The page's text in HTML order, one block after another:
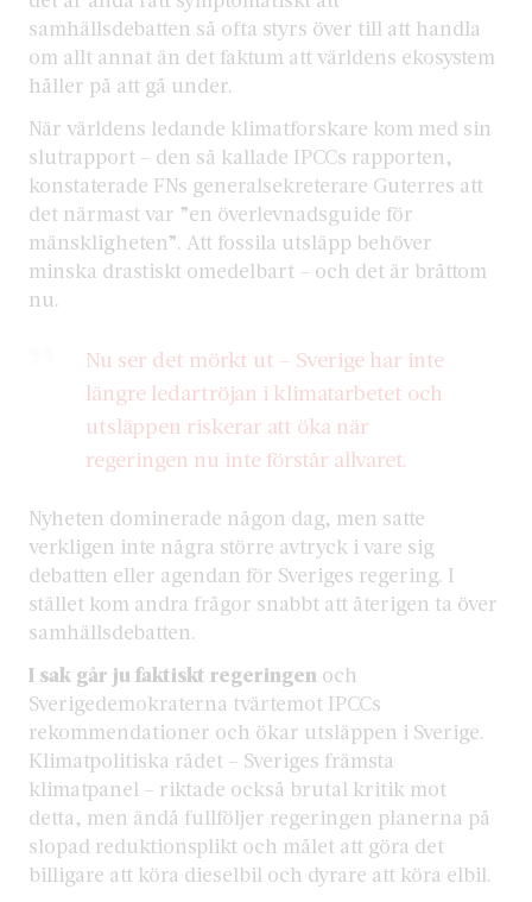
samhällsdebatten så ofta styrs över till att handla
om allt annat än det faktum att världens ekosystem
håller på att gå under.
När världens ledande klimatforskare kom med sin
slutrapport – den så kallade IPCCs rapporten,
konstaterade FNs generalsekreterare Guterres att
det närmast var ”en överlevnadsguide för
mänskligheten”. Att fossila utsläpp behöver
minska drastiskt omedelbart – och det är bråttom
nu.
Nu ser det mörkt ut – Sverige har inte
längre ledartröjan i klimatarbetet och
utsläppen riskerar att öka när
regeringen nu inte förstår allvaret.
Nyheten dominerade någon dag, men satte
verkligen inte några större avtryck i vare sig
debatten eller agendan för Sveriges regering. I
stället kom andra frågor snabbt att återigen ta över
samhällsdebatten.
I sak går ju faktiskt regeringen och
Sverigedemokraterna tvärtemot IPCCs
rekommendationer och ökar utsläppen i Sverige.
Klimatpolitiska rådet – Sveriges främsta
klimatpanel – riktade också brutal kritik mot
detta, men ändå fullföljer regeringen planerna på
slopad reduktionsplikt och målet att göra det
billigare att köra dieselbil och dyrare att köra elbil.